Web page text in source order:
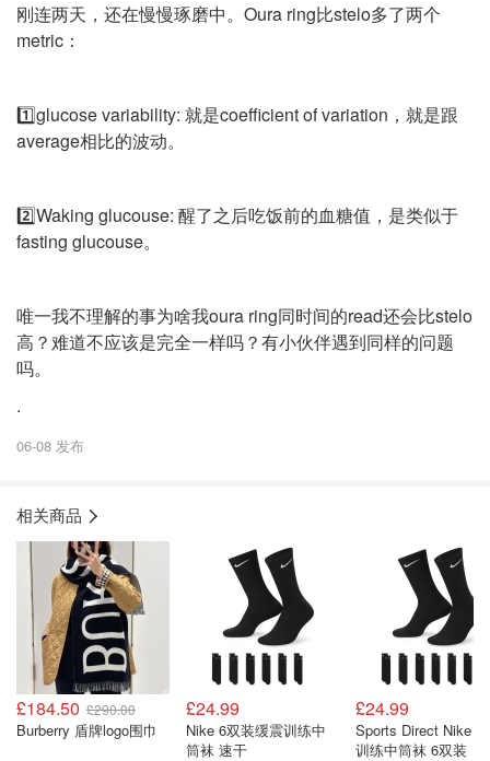
刚连两天，还在慢慢琢磨中。Oura ring比stelo多了两个
metric：
1️⃣glucose variability: 就是coefficient of variation，就是跟
average相比的波动。
2️⃣Waking glucouse: 醒了之后吃饭前的血糖值，是类似于
fasting glucouse。
唯一我不理解的事为啥我oura ring同时间的read还会比stelo
高？难道不应该是完全一样吗？有小伙伴遇到同样的问题
吗。
.
06-08 发布
相关商品
£184.50 £290.00
Burberry 盾牌logo围巾
£24.99
Nike 6双装缓震训练中
筒袜 速干
£24.99
Sports Direct Nike
训练中筒袜 6双装